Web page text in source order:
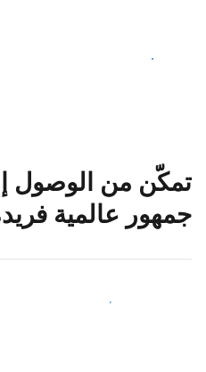
ابدأ اليوم
تمكّن من الوصول
جمهور عالمية
اجذب ضيوف جدد اليوم